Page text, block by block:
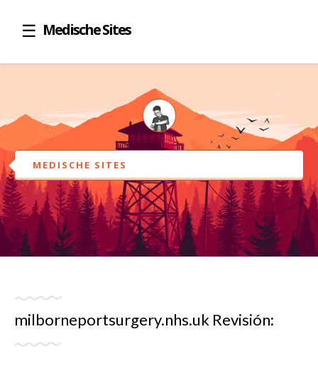
Medische Sites
MEDISCHE SITES
milborneportsurgery.nhs.uk Revisión: